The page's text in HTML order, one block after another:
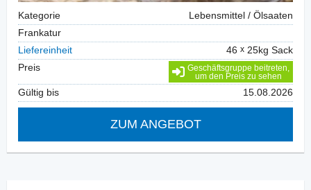
Kategorie
Lebensmittel / Ölsaaten
Frankatur
Liefereinheit
46
25kg Sack
Preis
Geschäftsgruppe beitreten,
um den Preis zu sehen
Gültig bis 15.08.2026
ZUM ANGEBOT